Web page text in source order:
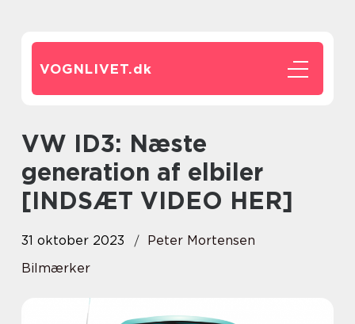
VOGNLIVET.dk
VW ID3: Næste
generation af elbiler
[INDSÆT VIDEO HER]
31 oktober 2023
Peter Mortensen
Bilmærker